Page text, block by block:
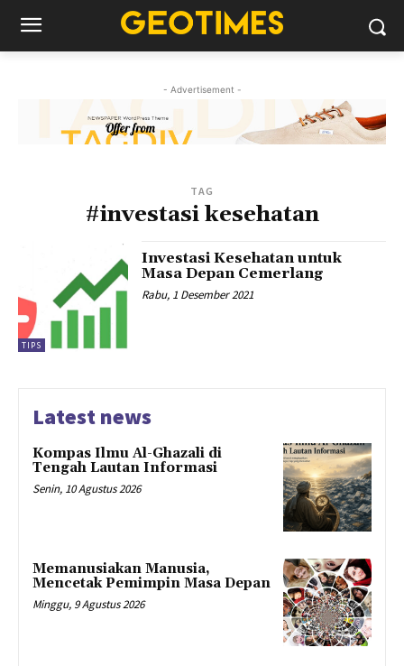
- Advertisement -
TAG
#investasi kesehatan
TIPS
Investasi Kesehatan untuk
Masa Depan Cemerlang
Rabu, 1 Desember 2021
Latest news
Kompas Ilmu Al-Ghazali di
Tengah Lautan Informasi
Senin, 10 Agustus 2026
Memanusiakan Manusia,
Mencetak Pemimpin Masa Depan
Minggu, 9 Agustus 2026